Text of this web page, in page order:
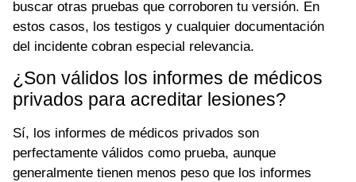
buscar otras pruebas que corroboren tu versión. En
estos casos, los testigos y cualquier documentación
del incidente cobran especial relevancia.
¿Son válidos los informes de médicos
privados para acreditar lesiones?
Sí, los informes de médicos privados son
perfectamente válidos como prueba, aunque
generalmente tienen menos peso que los informes